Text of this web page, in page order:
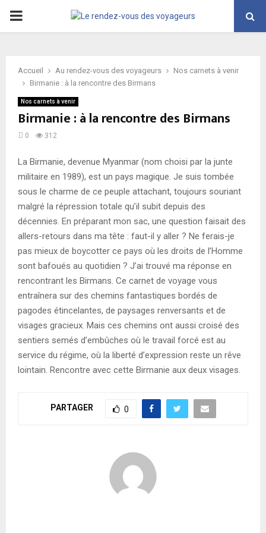
PRIMARY
Accueil Au rendez-vous des voyageurs
Nos carnets à venir
Birmanie : à la rencontre des Birmans
Nos carnets à venir
Birmanie : à la rencontre des Birmans
0 312
La Birmanie, devenue Myanmar (nom choisi par la junte
militaire en 1989), est un pays magique. Je suis tombée
sous le charme de ce peuple attachant, toujours souriant
malgré la répression totale qu’il subit depuis des
décennies. En préparant mon sac, une question faisait des
allers-retours dans ma tête : faut-il y aller ? Ne ferais-je
pas mieux de boycotter ce pays où les droits de l’Homme
sont bafoués au quotidien ? J’ai trouvé ma réponse en
rencontrant les Birmans. Ce carnet de voyage vous
entraînera sur des chemins fantastiques bordés de
pagodes étincelantes, de paysages renversants et de
visages gracieux. Mais ces chemins ont aussi croisé des
sentiers semés d’embûches où le travail forcé est au
service du régime, où la liberté d’expression reste un rêve
lointain. Rencontre avec cette Birmanie aux deux visages.
PARTAGER 0